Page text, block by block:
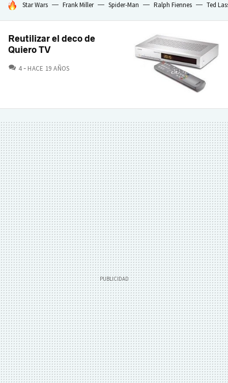
HOY SE HABLA DE
Star Wars Frank Miller Spider-Man Ralph Fiennes Ted
Reutilizar el deco de
Quiero TV
4 COMENTARIOS
HACE 19 AÑOS